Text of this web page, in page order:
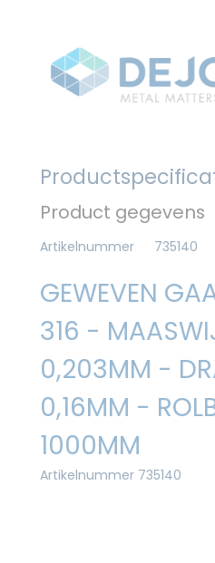
Product gegevens
Artikelnummer 735140
GEWEVEN
316 -
0,203MM -
0,16MM -
1000MM
Artikelnummer 735140